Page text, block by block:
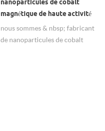
nanoparticules de cobalt
magnétique de haute activité
nous sommes & nbsp; fabricant
de nanoparticules de cobalt